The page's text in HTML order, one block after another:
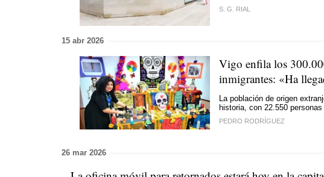
S. G. RIAL
15 abr 2026
Vigo enfila los
inmigrantes: «Ha
La población de origen
historia, con 22.550 personas
PEDRO RODRÍGUEZ
26 mar 2026